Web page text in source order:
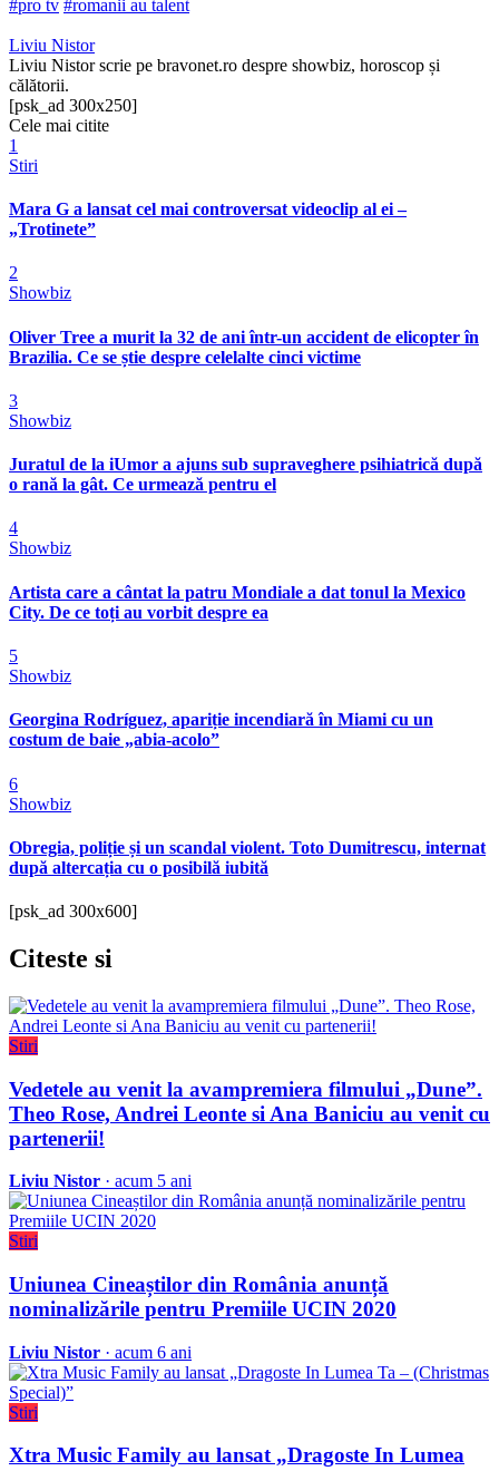
#pro tv #romanii au talent
Liviu Nistor
Liviu Nistor scrie pe bravonet.ro despre showbiz, horoscop și
călătorii.
[psk_ad 300x250]
Cele mai citite
1
Stiri
Mara G a lansat cel mai controversat videoclip al ei –
„Trotinete”
2
Showbiz
Oliver Tree a murit la 32 de ani într-un accident de elicopter în
Brazilia. Ce se știe despre celelalte cinci victime
3
Showbiz
Juratul de la iUmor a ajuns sub supraveghere psihiatrică după
o rană la gât. Ce urmează pentru el
4
Showbiz
Artista care a cântat la patru Mondiale a dat tonul la Mexico
City. De ce toți au vorbit despre ea
5
Showbiz
Georgina Rodríguez, apariție incendiară în Miami cu un
costum de baie „abia-acolo”
6
Showbiz
Obregia, poliție și un scandal violent. Toto Dumitrescu, internat
după altercația cu o posibilă iubită
[psk_ad 300x600]
Citeste si
Stiri
Vedetele au venit la avampremiera filmului „Dune”.
Theo Rose, Andrei Leonte si Ana Baniciu au venit cu
partenerii!
Liviu Nistor · acum 5 ani
Stiri
Uniunea Cineaștilor din România anunță
nominalizările pentru Premiile UCIN 2020
Liviu Nistor · acum 6 ani
Stiri
Xtra Music Family au lansat „Dragoste In Lumea